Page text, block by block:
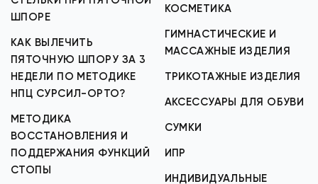
ШПОРЕ
КАК ВЫЛЕЧИТЬ
ПЯТОЧНУЮ ШПОРУ ЗА 3
НЕДЕЛИ ПО МЕТОДИКЕ
НПЦ СУРСИЛ-ОРТО?
МЕТОДИКА
ВОССТАНОВЛЕНИЯ И
ПОДДЕРЖАНИЯ ФУНКЦИЙ
СТОПЫ
КОСМЕТИКА
ГИМНАСТИЧЕСКИЕ И
МАССАЖНЫЕ ИЗДЕЛИЯ
ТРИКОТАЖНЫЕ ИЗДЕЛИЯ
АКСЕССУАРЫ ДЛЯ ОБУВИ
СУМКИ
ИПР
ИНДИВИДУАЛЬНЫЕ